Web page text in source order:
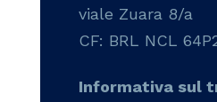
viale Zuara 8/a
CF: BRL NCL
Informativa sul